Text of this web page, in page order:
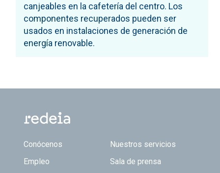
canjeables en la cafetería del centro. Los
componentes recuperados pueden ser
usados en instalaciones de generación de
energía renovable.
Footer TOP
Conócenos
Nuestros servicios
Empleo
Sala de prensa